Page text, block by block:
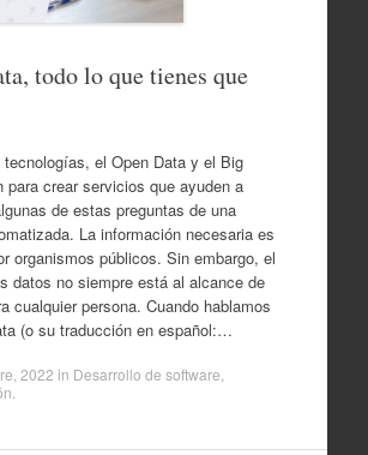
todo lo que tienes que
tecnologías, el Open Data y el Big
para crear servicios que ayuden a
de estas preguntas de una
La información necesaria es
organismos públicos. Sin embargo, el
datos no siempre está al alcance de
cualquier persona. Cuando hablamos
(o su traducción en español:…
2022 in Desarrollo de software